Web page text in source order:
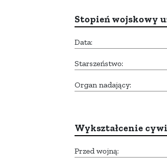
Stopień wojskowy
Data:
Starszeństwo:
Organ nadający:
Wykształcenie
Przed wojną: